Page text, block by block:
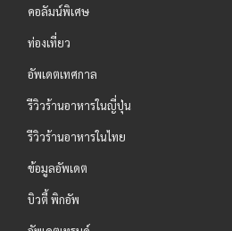
คอลัมน์พิเศษ
ท่องเที่ยว
อัพเดตเทศกาล
รีวิวร้านอาหารในญี่ปุ่น
รีวิวร้านอาหารในไทย
ข้อมูลอัพเดต
บิวตี้ พิกอัพ